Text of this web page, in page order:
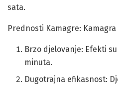
sata.
Prednosti Kamagre: Kamagra
Brzo djelovanje: Efekti
minuta.
Dugotrajna efikasnost: